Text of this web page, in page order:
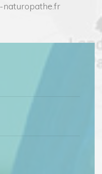
naturopathe.fr